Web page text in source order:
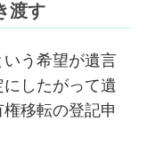
渡す
う希望が遺言
したがって遺
移転の登記申